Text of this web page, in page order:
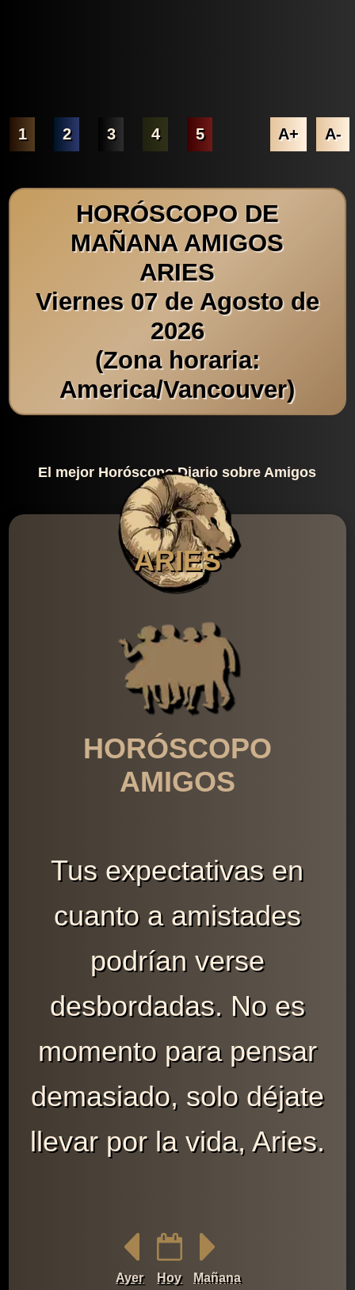
1 2 3 4 5 A+ A-
HORÓSCOPO DE
MAÑANA AMIGOS
ARIES
Viernes 07 de Agosto de
2026
(Zona horaria:
America/Vancouver)
El mejor Horóscopo Diario sobre Amigos
ARIES
HORÓSCOPO
AMIGOS
Tus expectativas en
cuanto a amistades
podrían verse
desbordadas. No es
momento para pensar
demasiado, solo déjate
llevar por la vida, Aries.
Ayer Hoy Mañana